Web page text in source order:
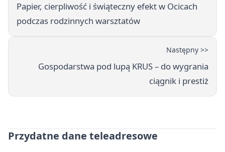
Papier, cierpliwość i świąteczny efekt w Ocicach
podczas rodzinnych warsztatów
Następny >>
Gospodarstwa pod lupą KRUS – do wygrania
ciągnik i prestiż
Przydatne dane teleadresowe